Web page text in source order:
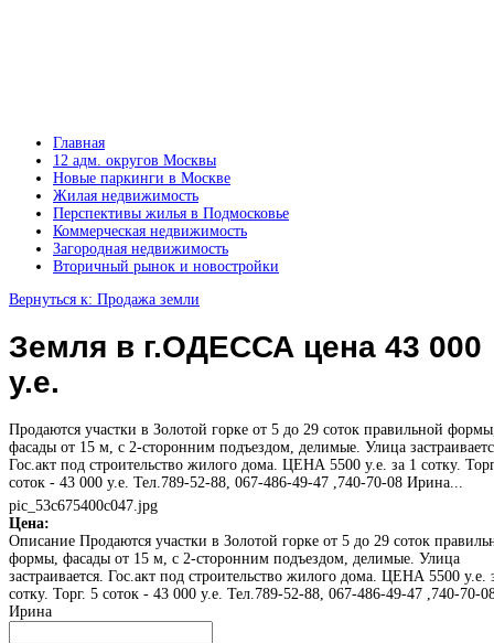
Главная
12 адм. округов Москвы
Новые паркинги в Москве
Жилая недвижимость
Перспективы жилья в Подмосковье
Коммерческая недвижимость
Загородная недвижимость
Вторичный рынок и новостройки
Вернуться к: Продажа земли
Земля в г.ОДЕССА цена 43 000
у.е.
Продаются участки в Золотой горке от 5 до 29 соток правильной формы,
фасады от 15 м, с 2-сторонним подъездом, делимые. Улица
Гос.акт под строительство жилого дома. ЦЕНА 5500 у.е. за 1 сотку.
соток - 43 000 у.е. Тел.789-52-88, 067-486-49-47 ,740-70-08 Ирина...
pic_53c675400c047.jpg
Цена:
Описание Продаются участки в Золотой горке от 5 до 29 соток
формы, фасады от 15 м, с 2-сторонним подъездом, делимые. Улица
застраивается. Гос.акт под строительство жилого дома. ЦЕНА 5500 у.е.
сотку. Торг. 5 соток - 43 000 у.е. Тел.789-52-88, 067-486-49-47 ,740-70-
Ирина